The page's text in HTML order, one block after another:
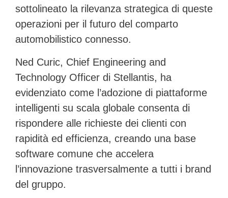
sottolineato la rilevanza strategica di queste
operazioni per il futuro del comparto
automobilistico connesso.
Ned Curic, Chief Engineering and
Technology Officer di Stellantis, ha
evidenziato come l’adozione di piattaforme
intelligenti su scala globale consenta di
rispondere alle richieste dei clienti con
rapidità ed efficienza, creando una base
software comune che accelera
l’innovazione trasversalmente a tutti i brand
del gruppo.